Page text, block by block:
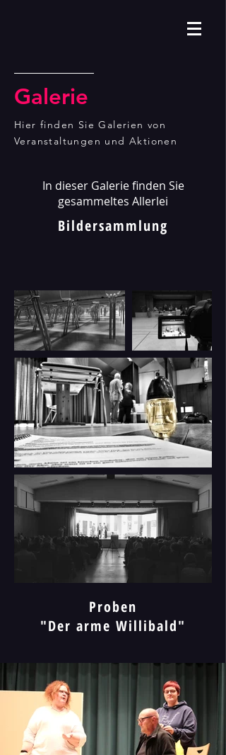
Galerie
Hier finden Sie Galerien von
Veranstaltungen und Aktionen
In dieser Galerie finden Sie
gesammeltes Allerlei
Bildersammlung
Proben
"Der arme Willibald"